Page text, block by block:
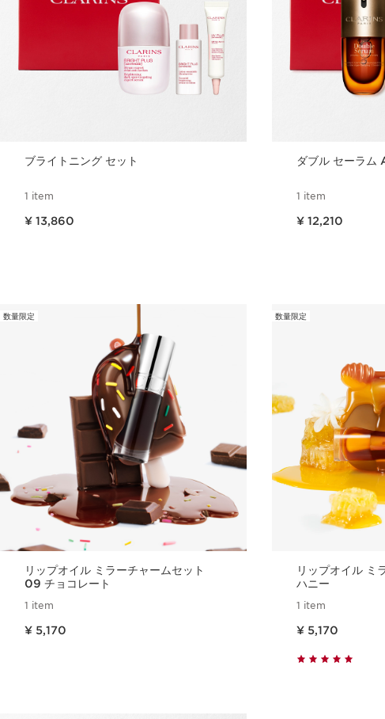
ブライトニング セット
1 item
¥ 13,860
ダブル セーラム
1 item
¥ 12,210
数量限定
リップオイル ミラーチャームセット
09 チョコレート
1 item
¥ 5,170
数量限定
リップオイル ミ
ハニー
1 item
¥ 5,170